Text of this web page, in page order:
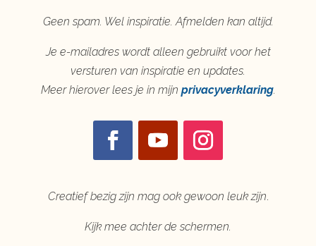
Geen spam. Wel inspiratie. Afmelden kan altijd.
Je e-mailadres wordt alleen gebruikt voor het
versturen van inspiratie en updates.
Meer hierover lees je in mijn privacyverklaring.
Creatief bezig zijn mag ook gewoon leuk zijn.
Kijk mee achter de schermen.